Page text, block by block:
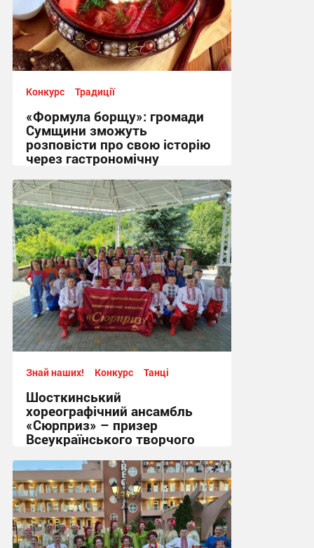
Конкурс Традиції
«Формула борщу»: громади
Сумщини зможуть
розповісти про свою історію
через гастрономічну
16:17, 3.08.2026
Знай наших! Конкурс Танці
Шосткинський
хореографічний ансамбль
«Сюрприз» – призер
Всеукраїнського творчого
11:11, 29.06.2026